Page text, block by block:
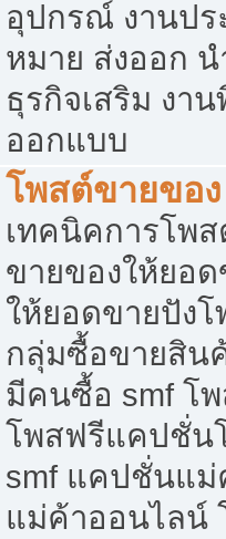
อุปกรณ์ งานป
หมาย ส่งออก น
ธุรกิจเสริม งา
ออกแบบ
โพสต์ขายของ
เทคนิคการโพ
ขายของให้ยอ
ให้ยอดขายปัง
กลุ่มซื้อขายสิน
มีคนซื้อ smf โ
โพสฟรีแคปชั่น
smf แคปชั่นแ
แม่ค้าออนไลน์